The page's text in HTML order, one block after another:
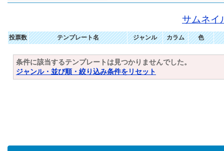
サムネイ
投票数 テンプレート名 ジャンル カラム 色
条件に該当するテンプレートは見つかりませんでした。
ジャンル・並び順・絞り込み条件をリセット